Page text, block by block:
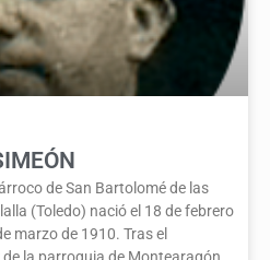
de San Bartolomé de las
(Toledo) nació el 18 de febrero
marzo de 1910. Tras el